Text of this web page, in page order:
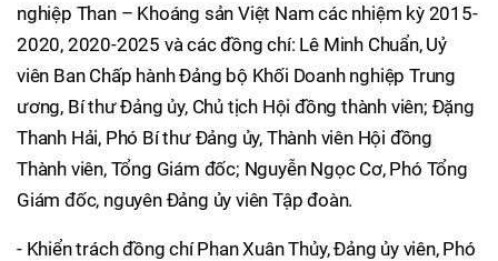
nghiệp Than – Khoáng sản Việt Nam các nhiệm kỳ 2015-
2020, 2020-2025 và các đồng chí: Lê Minh Chuẩn, Uỷ
viên Ban Chấp hành Đảng bộ Khối Doanh nghiệp Trung
ương, Bí thư Đảng ủy, Chủ tịch Hội đồng thành viên; Đặng
Thanh Hải, Phó Bí thư Đảng ủy, Thành viên Hội đồng
Thành viên, Tổng Giám đốc; Nguyễn Ngọc Cơ, Phó Tổng
Giám đốc, nguyên Đảng ủy viên Tập đoàn.
- Khiển trách đồng chí Phan Xuân Thủy, Đảng ủy viên, Phó